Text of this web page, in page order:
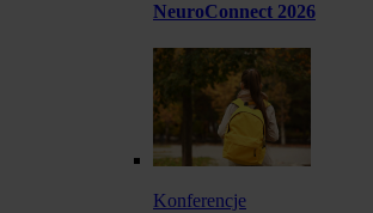
NeuroConnect 2026
Konferencje